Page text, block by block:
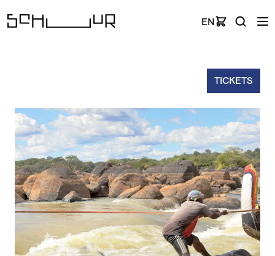
EN
TICKETS